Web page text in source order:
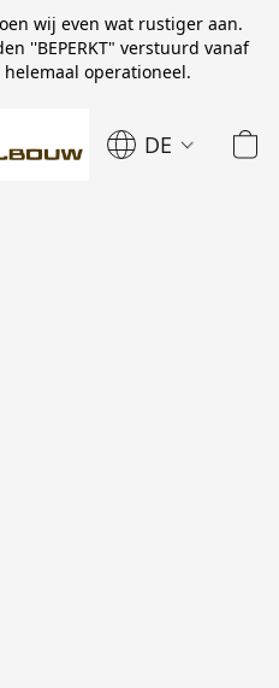
wij even wat rustiger aan.
''BEPERKT" verstuurd vanaf
operationeel.
DE